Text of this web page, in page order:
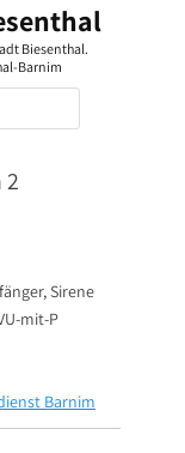
Biesenthal.
Barnim
2
Sirene
mit-P
Barnim